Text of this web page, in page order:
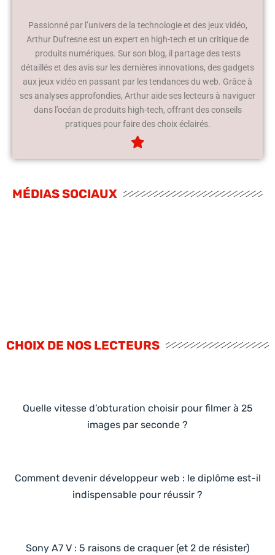
Passionné par l’univers de la technologie et des jeux vidéo,
Arthur Dufresne est un expert en high-tech et un critique de
produits numériques. Sur son blog, il partage des tests
détaillés et des avis sur les dernières innovations, des gadgets
aux jeux vidéo en passant par les tendances du web. Grâce à
ses analyses approfondies, Arthur aide ses lecteurs à naviguer
dans l’océan de produits high-tech, offrant des conseils
pratiques pour faire des choix éclairés.
MÉDIAS SOCIAUX
CHOIX DE NOS LECTEURS
Quelle vitesse d’obturation choisir pour filmer à 25
images par seconde ?
Comment devenir développeur web : le diplôme est-il
indispensable pour réussir ?
Sony A7 V : 5 raisons de craquer (et 2 de résister)